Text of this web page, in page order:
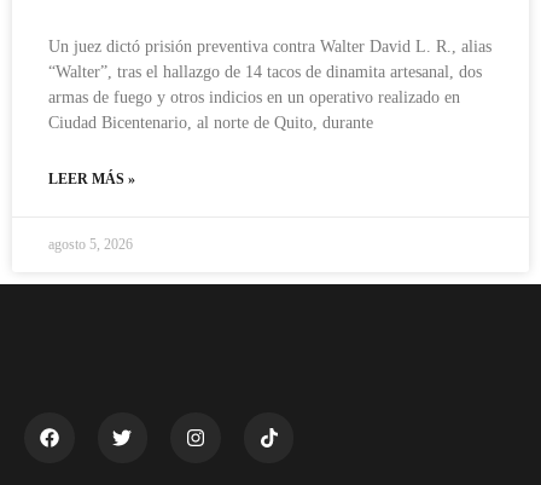
Un juez dictó prisión preventiva contra Walter David L. R., alias
“Walter”, tras el hallazgo de 14 tacos de dinamita artesanal, dos
armas de fuego y otros indicios en un operativo realizado en
Ciudad Bicentenario, al norte de Quito, durante
LEER MÁS »
agosto 5, 2026